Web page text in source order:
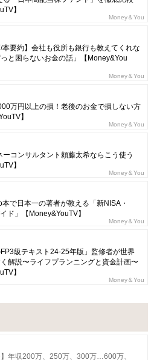
】
Money＆You
/本要約】会社も役所も銀行も教えてくれな
と困らないお金の話」【Money&You
Money＆You
万円以上の損！老後のお金で損しない方
】
Money＆You
ーコンサルタント頼藤太希ならこう使う
】
Money＆You
で日本一の著者が教える「新NISA・
ド」【Money&YouTV】
Money＆You
FP3級テキスト24-25年版」監修者が世界
解説〜ライフプランニングと資金計画〜
】
Money＆You
】年収200万、250万、300万…600万、